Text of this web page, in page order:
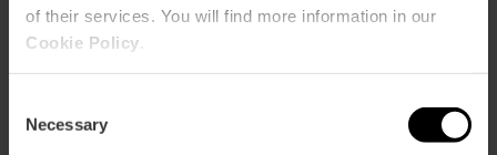
of their services. You will find more information in our
Cookie Policy
Selection
Necessary
Cómo llegar